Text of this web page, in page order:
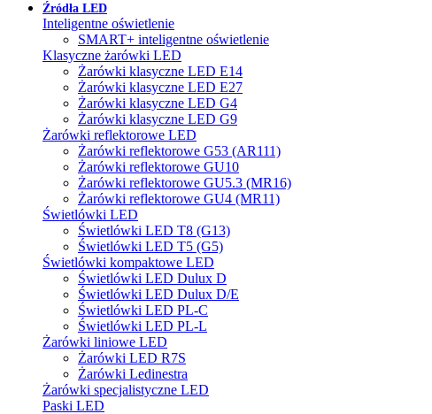
Źródła LED
Inteligentne oświetlenie
SMART+ inteligentne oświetlenie
Klasyczne żarówki LED
Żarówki klasyczne LED E14
Żarówki klasyczne LED E27
Żarówki klasyczne LED G4
Żarówki klasyczne LED G9
Żarówki reflektorowe LED
Żarówki reflektorowe G53 (AR111)
Żarówki reflektorowe GU10
Żarówki reflektorowe GU5.3 (MR16)
Żarówki reflektorowe GU4 (MR11)
Świetlówki LED
Świetlówki LED T8 (G13)
Świetlówki LED T5 (G5)
Świetlówki kompaktowe LED
Świetlówki LED Dulux D
Świetlówki LED Dulux D/E
Świetlówki LED PL-C
Świetlówki LED PL-L
Żarówki liniowe LED
Żarówki LED R7S
Żarówki Ledinestra
Żarówki specjalistyczne LED
Paski LED